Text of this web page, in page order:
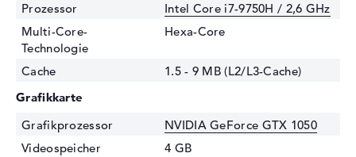
Prozessor
Intel Core i7-9750H / 2,6 GHz
Multi-Core-
Technologie
Hexa-Core
Cache
1.5 - 9 MB (L2/L3-Cache)
Grafikkarte
Grafikprozessor
NVIDIA GeForce GTX 1050
Videospeicher
4 GB